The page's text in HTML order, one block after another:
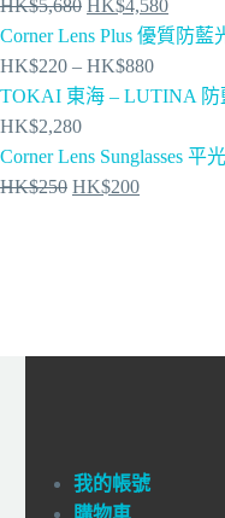
HK$5,680 HK$4,580
Corner Lens Plus 優質防藍
HK$220 – HK$880
TOKAI 東海 – LUTINA 防
HK$2,280
Corner Lens Sunglasses 平
HK$250 HK$200
我的帳號
購物車